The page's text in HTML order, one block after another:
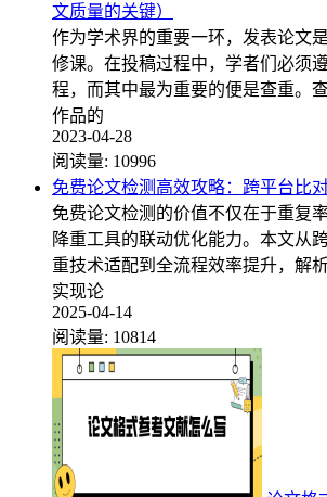
文质量的关键）
作为学术界的重要一环，发表论文
修课。在投稿过程中，学者们必须
程，而其中最为重要的便是查重。
作品的
2023-04-28
阅读量: 10996
免费论文检测高效攻略：跨平台比
免费论文检测的价值不仅在于重复
降重工具的联动优化能力。本文从
重技术适配到全流程效率提升，解
实现论
2025-04-14
阅读量: 10814